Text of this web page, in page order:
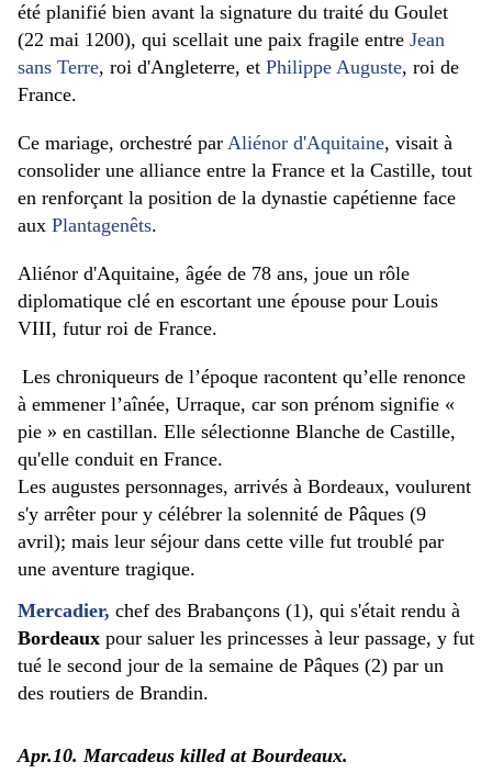
été planifié bien avant la signature du traité du Goulet
(22 mai 1200), qui scellait une paix fragile entre Jean
sans Terre, roi d'Angleterre, et Philippe Auguste, roi de
France.
Ce mariage, orchestré par Aliénor d'Aquitaine, visait à
consolider une alliance entre la France et la Castille, tout
en renforçant la position de la dynastie capétienne face
aux Plantagenêts.
Aliénor d'Aquitaine, âgée de 78 ans, joue un rôle
diplomatique clé en escortant une épouse pour Louis
VIII, futur roi de France.
Les chroniqueurs de l’époque racontent qu’elle renonce
à emmener l’aînée, Urraque, car son prénom signifie «
pie » en castillan. Elle sélectionne Blanche de Castille,
qu'elle conduit en France.
Les augustes personnages, arrivés à Bordeaux, voulurent
s'y arrêter pour y célébrer la solennité de Pâques (9
avril); mais leur séjour dans cette ville fut troublé par
une aventure tragique.
Mercadier, chef des Brabançons (1), qui s'était rendu à
Bordeaux pour saluer les princesses à leur passage, y fut
tué le second jour de la semaine de Pâques (2) par un
des routiers de Brandin.
Apr.10. Marcadeus killed at Bourdeaux.